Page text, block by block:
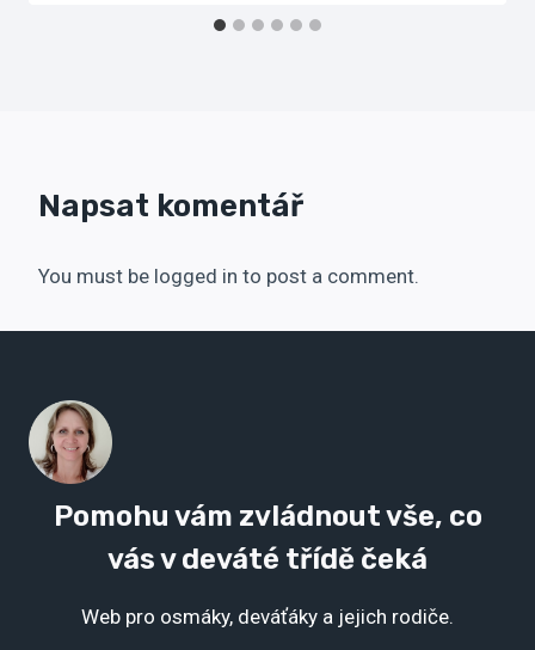
Napsat komentář
You must be logged in to post a comment.
Pomohu vám zvládnout vše, co
vás v deváté třídě čeká
Web pro osmáky, deváťáky a jejich rodiče.